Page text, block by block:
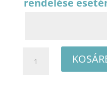
Galaxy